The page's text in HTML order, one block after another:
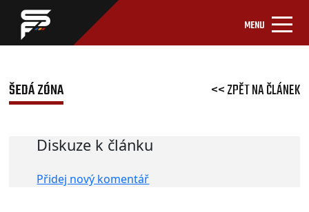
MENU
ŠEDÁ ZÓNA << ZPĚT NA ČLÁNEK
Diskuze k článku
Přidej nový komentář